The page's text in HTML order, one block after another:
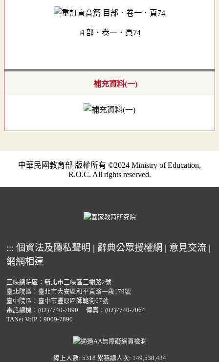
目部．卷一．頁74
補充資料(一)
中華民國教育部 版權所有 ©2024 Ministry of Education,
R.O.C. All rights reserved.
::: 個資法及隱私聲明 | 辭典公眾授權網 | 意見交流 |
網網相連
三峽總院區：新北市三峽區三樹路2號
臺北院區：臺北市大安區和平東路一段179號
臺中院區：臺中市豐原區師範街67號
電話總機： (02)7740-7890
傳真：(02)7740-7064
TANet VoIP：9009-7890
線上人數: 5318 累積總人次: 149,538,434